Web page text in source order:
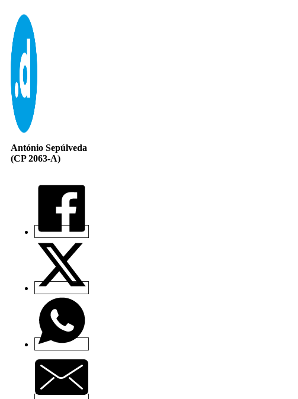
António Sepúlveda
(CP 2063-A)